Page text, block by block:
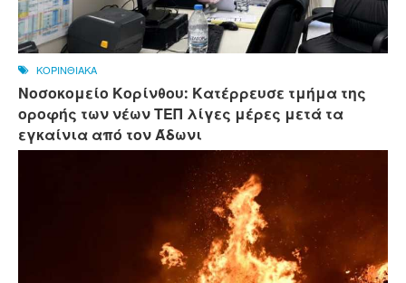
ΚΟΡΙΝΘΙΑΚΑ
Νοσοκομείο Κορίνθου: Κατέρρευσε τμήμα της
οροφής των νέων ΤΕΠ λίγες μέρες μετά τα
εγκαίνια από τον Άδωνι